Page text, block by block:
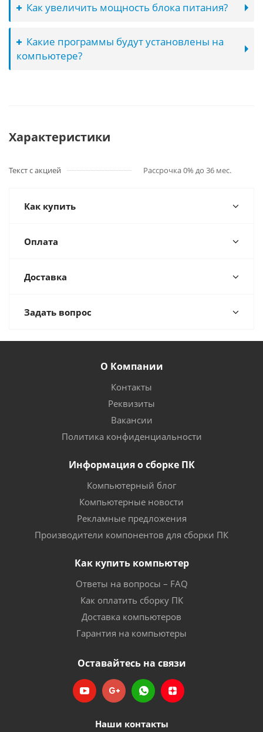
Как увеличить мощность блока питания?
Какие программы будут установлены на
компьютере?
Характеристики
Текст с акцией Рассрочка 0% до 36 мес.
Как купить
Оплата
Доставка
Задать вопрос
О Компании
Контакты
Реквизиты
Вакансии
Политика конфиденциальности
Информация о сборке ПК
Компьютерный блог
Компьютерные новости
Рекламные предложения
Производители компонентов для сборки ПК
Как купить компьютер
Ответы на вопросы – FAQ
Как оплатить сборку ПК
Доставка компьютеров
Гарантия на компьютеры
Оставайтесь на связи
Наши контакты